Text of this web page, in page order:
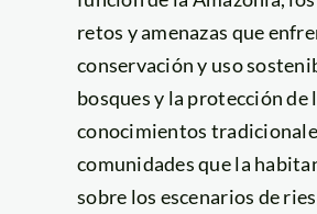
retos y amenazas que
conservación y uso
bosques y la protección de
conocimientos
comunidades que la
sobre los escenarios de